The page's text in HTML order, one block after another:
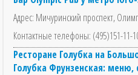
Адрес: Мичуринский проспект,
Контактные телефоны: (495)151-11-
Ресторане Голубка на
Голубка Фрунзенская: